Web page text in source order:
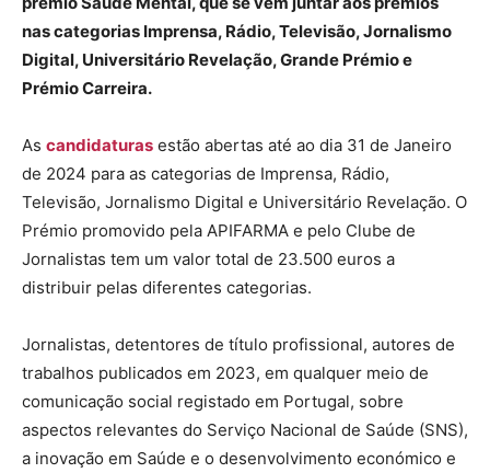
nas categorias Imprensa, Rádio, Televisão, Jornalismo
Digital, Universitário Revelação, Grande Prémio e
Prémio Carreira.
As candidaturas estão abertas até ao dia 31 de Janeiro
de 2024 para as categorias de Imprensa, Rádio,
Televisão, Jornalismo Digital e Universitário Revelação. O
Prémio promovido pela APIFARMA e pelo Clube de
Jornalistas tem um valor total de 23.500 euros a
distribuir pelas diferentes categorias.
Jornalistas, detentores de título profissional, autores de
trabalhos publicados em 2023, em qualquer meio de
comunicação social registado em Portugal, sobre
aspectos relevantes do Serviço Nacional de Saúde (SNS),
a inovação em Saúde e o desenvolvimento económico e